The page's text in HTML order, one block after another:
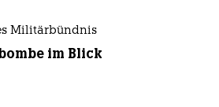
Militärbündnis
im Blick